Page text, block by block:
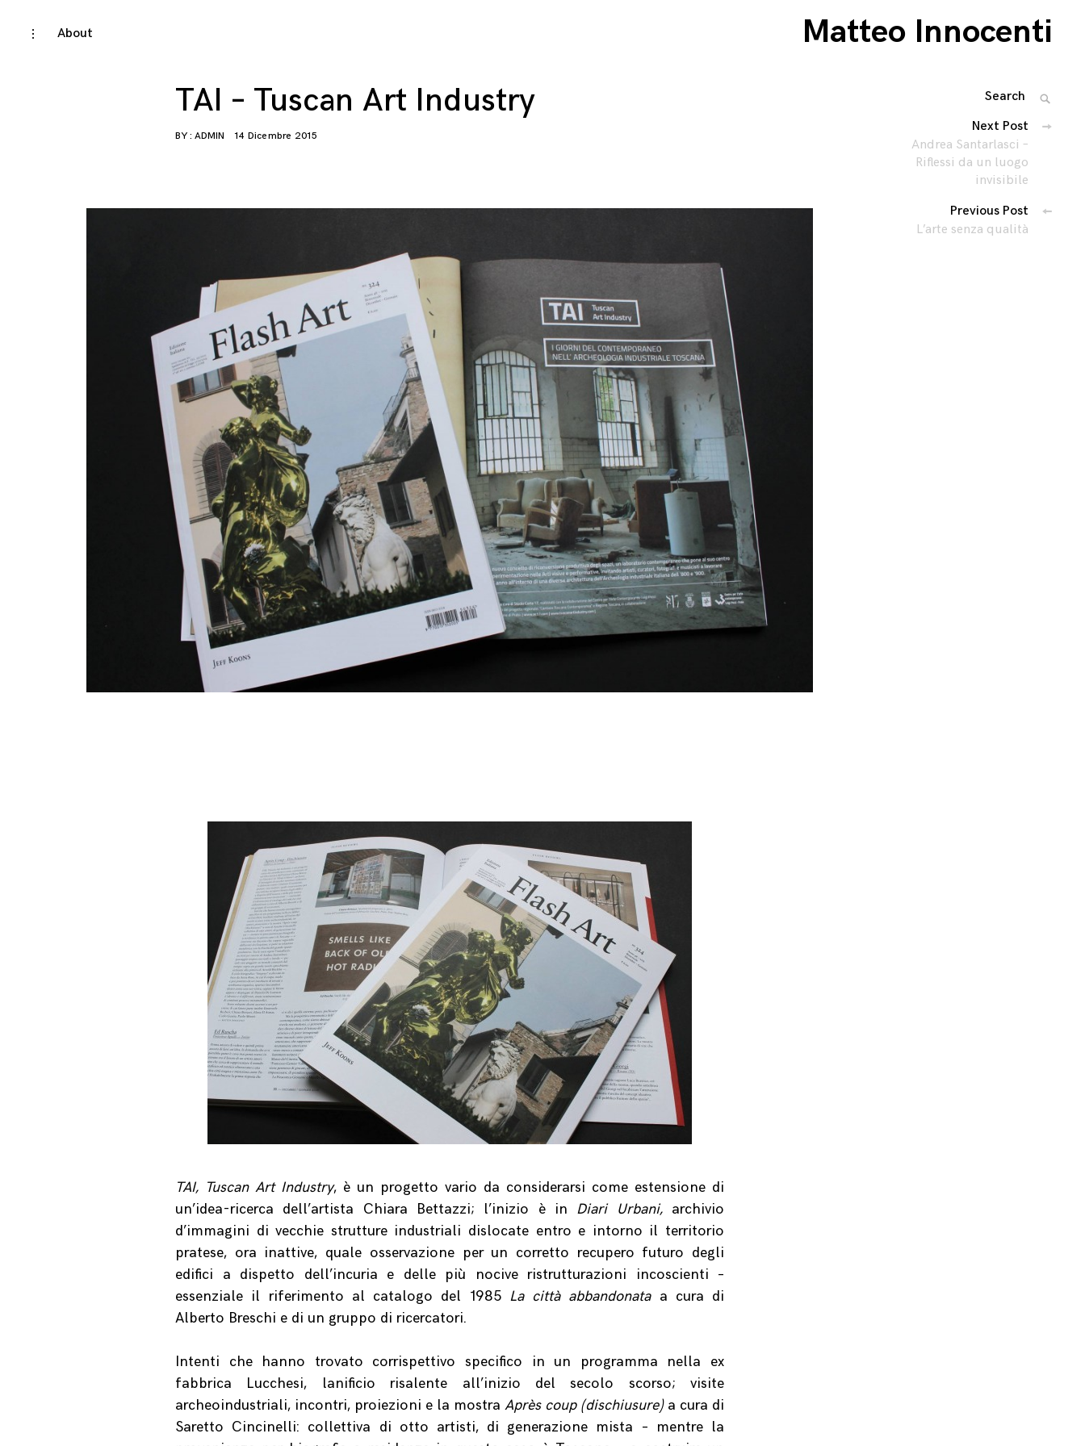
Skip
Matteo Innocenti
toggleAbout
TAI – Tuscan Art Industry
BY : ADMIN 14 Dicembre 2015
TAI, Tuscan Art Industry, è un progetto vario da considerarsi come estensione di
un’idea-ricerca dell’artista Chiara Bettazzi; l’inizio è in Diari Urbani,archivio
d’immagini di vecchie strutture industriali dislocate entro e intorno il territorio
pratese, ora inattive, quale osservazione per un corretto recupero futuro degli
edifici a dispetto dell’incuria e delle più nocive ristrutturazioni incoscienti –
essenziale il riferimento al catalogo del 1985 La città abbandonataa cura di
Alberto Breschi e di un gruppo di ricercatori.
Intenti che hanno trovato corrispettivo specifico in un programma nella ex
fabbrica Lucchesi, lanificio risalente all’inizio del secolo scorso; visite
archeoindustriali, incontri, proiezioni e la mostra Après coup (dischiusure) a cura di
Saretto Cincinelli: collettiva di otto artisti, di generazione mista – mentre la
Navigazione
articoli
Next Post
Andrea Santarlasci –
Riflessi da un luogo
invisibile
Previous Post
L’arte senza qualità